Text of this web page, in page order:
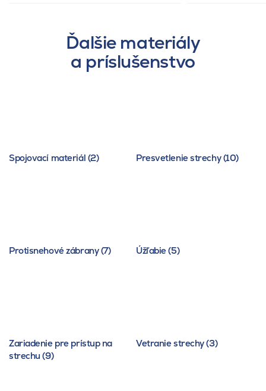
Ďalšie materiály
a príslušenstvo
Spojovací materiál (2) Presvetlenie strechy (10)
Protisnehové zábrany (7) Úžľabie (5)
Zariadenie pre prístup na
strechu (9)
Vetranie strechy (3)